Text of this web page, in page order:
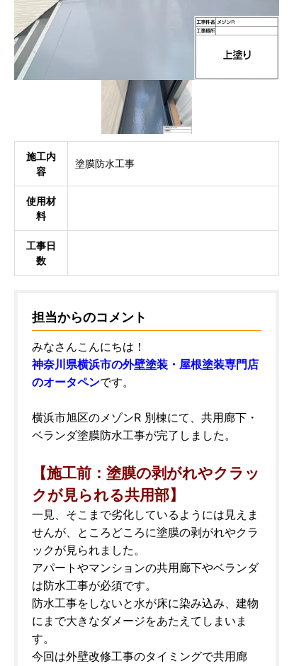
施工内
容
塗膜防水工事
使用材
料
工事日
数
担当からのコメント
みなさんこんにちは！
神奈川県横浜市の外壁塗装・屋根塗装専門店
のオータペンです。
横浜市旭区のメゾンR 別棟にて、共用廊下・
ベランダ塗膜防水工事が完了しました。
【施工前：塗膜の剥がれやクラッ
クが見られる共用部】
一見、そこまで劣化しているようには見えま
せんが、ところどころに塗膜の剥がれやクラ
ックが見られました。
アパートやマンションの共用廊下やベランダ
は防水工事が必須です。
防水工事をしないと水が床に染み込み、建物
にまで大きなダメージをあたえてしまいま
す。
今回は外壁改修工事のタイミングで共用廊